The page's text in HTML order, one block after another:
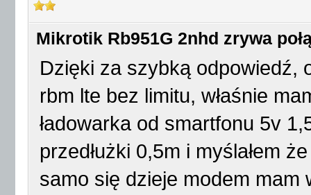
Mikrotik Rb951G 2nhd zrywa
Dzięki za szybką odpowiedź,
rbm lte bez limitu, właśnie
ładowarka od smartfonu 5v
przedłużki 0,5m i myślałem
samo się dzieje modem mam